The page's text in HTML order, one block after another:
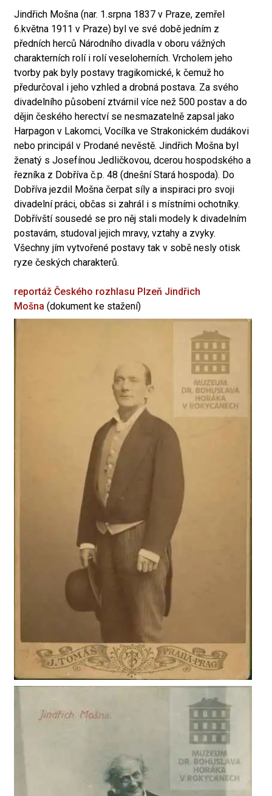
Jindřich Mošna (nar. 1.srpna 1837 v Praze, zemřel
6.května 1911 v Praze) byl ve své době jedním z
předních herců Národního divadla v oboru vážných
charakterních rolí i rolí veseloherních. Vrcholem jeho
tvorby pak byly postavy tragikomické, k čemuž ho
předurčoval i jeho vzhled a drobná postava. Za svého
divadelního působení ztvárnil více než 500 postav a do
dějin českého herectví se nesmazatelně zapsal jako
Harpagon v Lakomci, Vocílka ve Strakonickém dudákovi
nebo principál v Prodané nevěstě. Jindřich Mošna byl
ženatý s Josefínou Jedličkovou, dcerou hospodského a
řezníka z Dobříva č.p. 48 (dnešní Stará hospoda). Do
Dobříva jezdil Mošna čerpat síly a inspiraci pro svoji
divadelní práci, občas si zahrál i s místními ochotníky.
Dobřívští sousedé se pro něj stali modely k divadelním
postavám, studoval jejich mravy, vztahy a zvyky.
Všechny jím vytvořené postavy tak v sobě nesly otisk
ryze českých charakterů.
reportáž Českého rozhlasu Plzeň Jindřich
Mošna (dokument ke stažení)